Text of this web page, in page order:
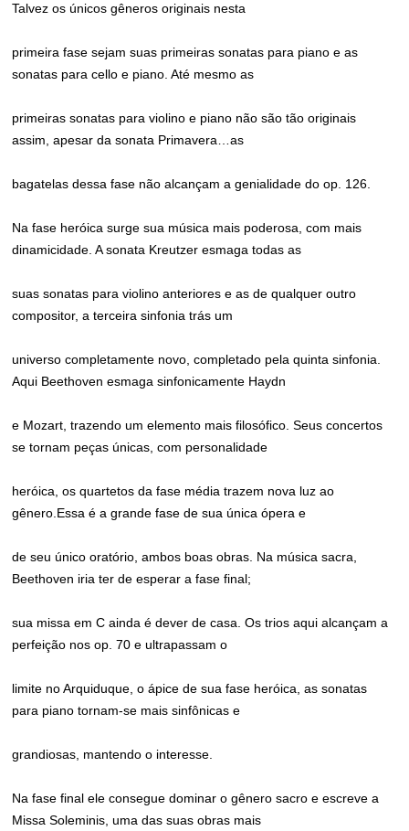
Talvez os únicos gêneros originais nesta
primeira fase sejam suas primeiras sonatas para piano e as
sonatas para cello e piano. Até mesmo as
primeiras sonatas para violino e piano não são tão originais
assim, apesar da sonata Primavera…as
bagatelas dessa fase não alcançam a genialidade do op. 126.
Na fase heróica surge sua música mais poderosa, com mais
dinamicidade. A sonata Kreutzer esmaga todas as
suas sonatas para violino anteriores e as de qualquer outro
compositor, a terceira sinfonia trás um
universo completamente novo, completado pela quinta sinfonia.
Aqui Beethoven esmaga sinfonicamente Haydn
e Mozart, trazendo um elemento mais filosófico. Seus concertos
se tornam peças únicas, com personalidade
heróica, os quartetos da fase média trazem nova luz ao
gênero.Essa é a grande fase de sua única ópera e
de seu único oratório, ambos boas obras. Na música sacra,
Beethoven iria ter de esperar a fase final;
sua missa em C ainda é dever de casa. Os trios aqui alcançam a
perfeição nos op. 70 e ultrapassam o
limite no Arquiduque, o ápice de sua fase heróica, as sonatas
para piano tornam-se mais sinfônicas e
grandiosas, mantendo o interesse.
Na fase final ele consegue dominar o gênero sacro e escreve a
Missa Soleminis, uma das suas obras mais